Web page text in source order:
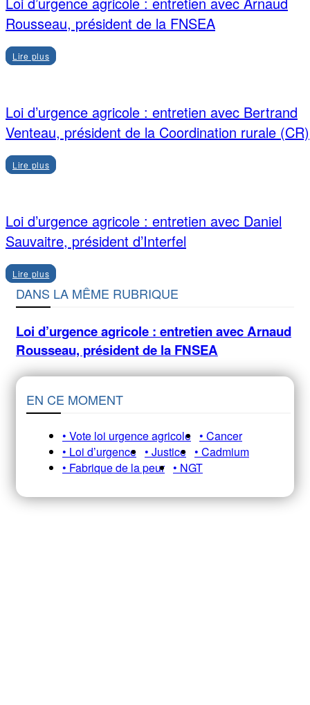
Rousseau, président de la FNSEA
Lire plus
Loi d’urgence agricole : entretien avec Bertrand
Venteau, président de la Coordination rurale (CR)
Lire plus
Loi d’urgence agricole : entretien avec Daniel
Sauvaitre, président d’Interfel
Lire plus
DANS LA MÊME RUBRIQUE
Loi d’urgence agricole : entretien avec Arnaud
Rousseau, président de la FNSEA
EN CE MOMENT
• Vote loi urgence agricole • Cancer
• Loi d’urgence • Justice • Cadmium
• Fabrique de la peur • NGT